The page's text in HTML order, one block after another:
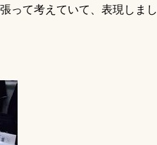
って考えていて、表現しまし